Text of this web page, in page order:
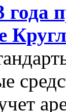
года
учет